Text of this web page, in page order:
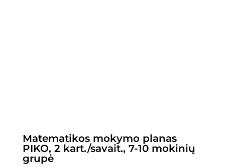
Matematikos mokymo planas
PIKO, 2 kart./savait., 7-10 mokinių
grupė